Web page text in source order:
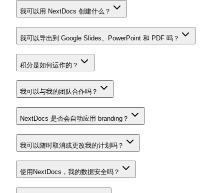
我可以用 NextDocs 创建什么？
我可以导出到 Google Slides、PowerPoint 和 PDF 吗？
积分是如何运作的？
我可以与我的团队合作吗？
NextDocs 是否会自动应用 branding？
我可以随时取消或更改我的计划吗？
使用NextDocs，我的数据安全吗？